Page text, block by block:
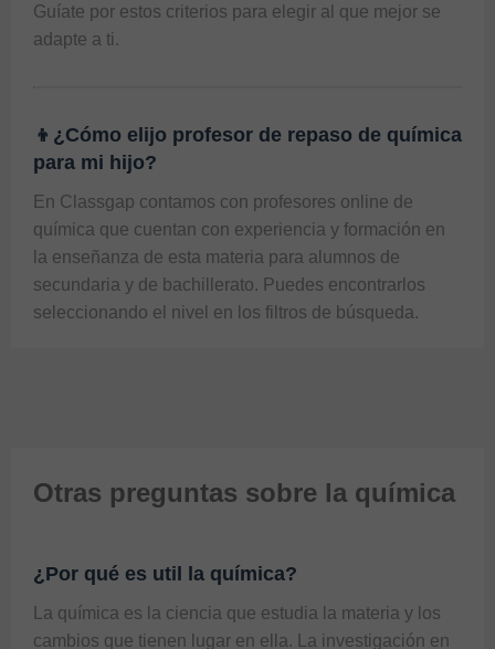
Guíate por estos criterios para elegir al que mejor se
adapte a ti.
👦¿Cómo elijo profesor de repaso de química
para mi hijo?
En Classgap contamos con profesores online de
química que cuentan con experiencia y formación en
la enseñanza de esta materia para alumnos de
secundaria y de bachillerato. Puedes encontrarlos
seleccionando el nivel en los filtros de búsqueda.
Otras preguntas sobre la química
¿Por qué es util la química?
La química es la ciencia que estudia la materia y los
cambios que tienen lugar en ella. La investigación en